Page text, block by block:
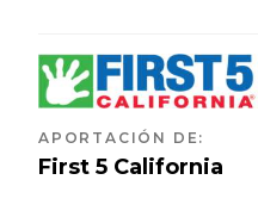
APORTACIÓN DE:
First 5 California